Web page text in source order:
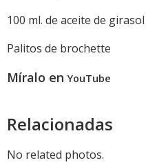
100 ml. de aceite de girasol
Palitos de brochette
Míralo enYouTube
Relacionadas
No related photos.